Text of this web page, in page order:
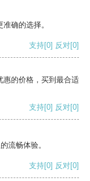
确的选择。
支持[0] 反对[0]
惠的价格，买到最合适
支持[0] 反对[0]
流畅体验。
支持[0] 反对[0]